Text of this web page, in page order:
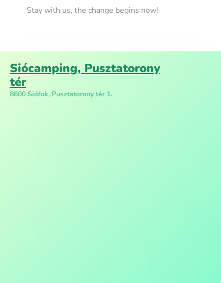
Stay with us, the change begins now!
Siócamping, Pusztatorony
tér
8600 Siófok, Pusztatorony tér 1.